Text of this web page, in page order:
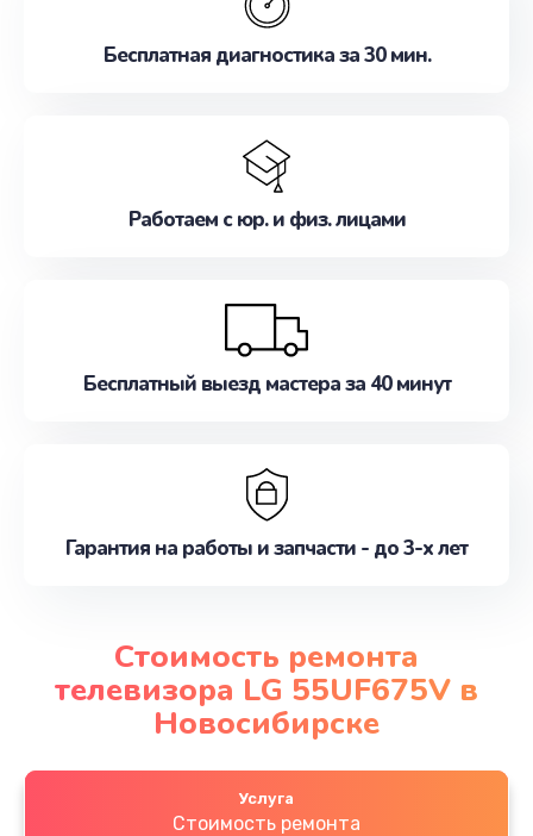
Бесплатная диагностика за 30 мин.
Работаем с юр. и физ. лицами
Бесплатный выезд мастера за 40 минут
Гарантия на работы и запчасти - до 3-х лет
Стоимость ремонта
телевизора LG 55UF675V в
Новосибирске
Услуга
Стоимость ремонта